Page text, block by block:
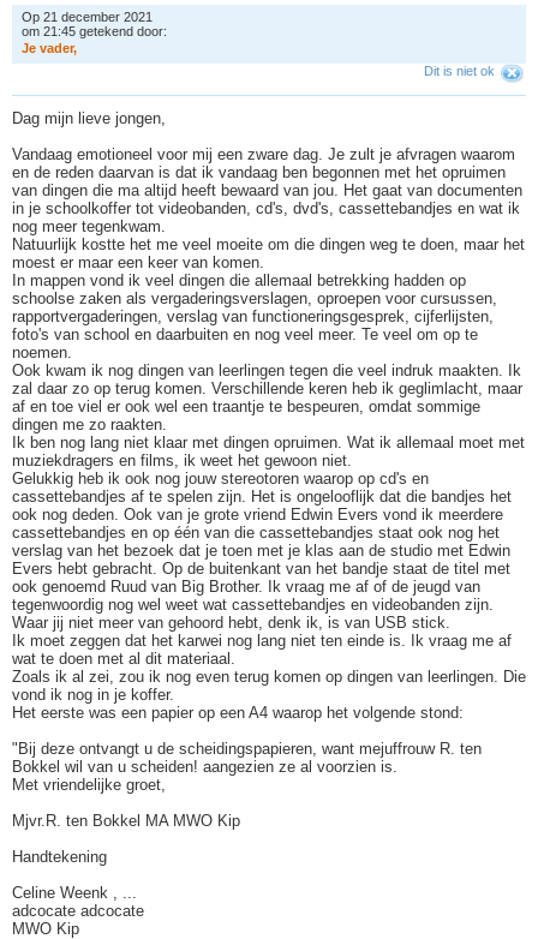
Op 21 december 2021
om 21:45 getekend door:
Je vader,
Dit is niet ok
Dag mijn lieve jongen,
Vandaag emotioneel voor mij een zware dag. Je zult je afvragen waarom
en de reden daarvan is dat ik vandaag ben begonnen met het opruimen
van dingen die ma altijd heeft bewaard van jou. Het gaat van documenten
in je schoolkoffer tot videobanden, cd's, dvd's, cassettebandjes en wat ik
nog meer tegenkwam.
Natuurlijk kostte het me veel moeite om die dingen weg te doen, maar het
moest er maar een keer van komen.
In mappen vond ik veel dingen die allemaal betrekking hadden op
schoolse zaken als vergaderingsverslagen, oproepen voor cursussen,
rapportvergaderingen, verslag van functioneringsgesprek, cijferlijsten,
foto's van school en daarbuiten en nog veel meer. Te veel om op te
noemen.
Ook kwam ik nog dingen van leerlingen tegen die veel indruk maakten. Ik
zal daar zo op terug komen. Verschillende keren heb ik geglimlacht, maar
af en toe viel er ook wel een traantje te bespeuren, omdat sommige
dingen me zo raakten.
Ik ben nog lang niet klaar met dingen opruimen. Wat ik allemaal moet met
muziekdragers en films, ik weet het gewoon niet.
Gelukkig heb ik ook nog jouw stereotoren waarop op cd's en
cassettebandjes af te spelen zijn. Het is ongelooflijk dat die bandjes het
ook nog deden. Ook van je grote vriend Edwin Evers vond ik meerdere
cassettebandjes en op één van die cassettebandjes staat ook nog het
verslag van het bezoek dat je toen met je klas aan de studio met Edwin
Evers hebt gebracht. Op de buitenkant van het bandje staat de titel met
ook genoemd Ruud van Big Brother. Ik vraag me af of de jeugd van
tegenwoordig nog wel weet wat cassettebandjes en videobanden zijn.
Waar jij niet meer van gehoord hebt, denk ik, is van USB stick.
Ik moet zeggen dat het karwei nog lang niet ten einde is. Ik vraag me af
wat te doen met al dit materiaal.
Zoals ik al zei, zou ik nog even terug komen op dingen van leerlingen. Die
vond ik nog in je koffer.
Het eerste was een papier op een A4 waarop het volgende stond:
"Bij deze ontvangt u de scheidingspapieren, want mejuffrouw R. ten
Bokkel wil van u scheiden! aangezien ze al voorzien is.
Met vriendelijke groet,
Mjvr.R. ten Bokkel MA MWO Kip
Handtekening
Celine Weenk , ...
adcocate adcocate
MWO Kip